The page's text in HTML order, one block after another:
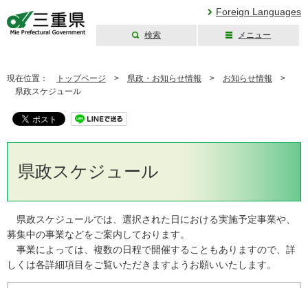
Foreign Languages
検索 メニュー
現在位置： トップページ > 県政・お知らせ情報 > お知らせ情報 >
県政スケジュール
県政スケジュール
県政スケジュールでは、選択された日における実施予定事業や、
募集中の事業などをご案内しております。
事業によっては、複数の日程で開催することもありますので、詳
しくは各詳細項目をご覧いただきますようお願いいたします。